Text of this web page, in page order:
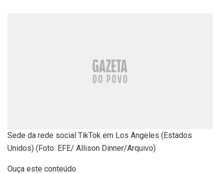
Sede da rede social TikTok em Los Angeles (Estados
Unidos) (Foto: EFE/ Allison Dinner/Arquivo)
Ouça este conteúdo